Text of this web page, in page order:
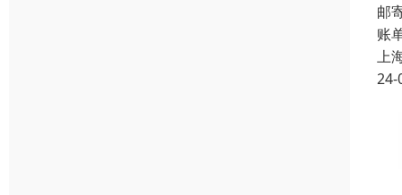
邮
账
上
24-